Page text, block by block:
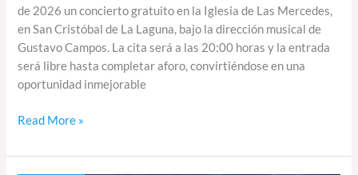
de 2026 un concierto gratuito en la Iglesia de Las Mercedes,
en San Cristóbal de La Laguna, bajo la dirección musical de
Gustavo Campos. La cita será a las 20:00 horas y la entrada
será libre hasta completar aforo, convirtiéndose en una
oportunidad inmejorable
Read More »